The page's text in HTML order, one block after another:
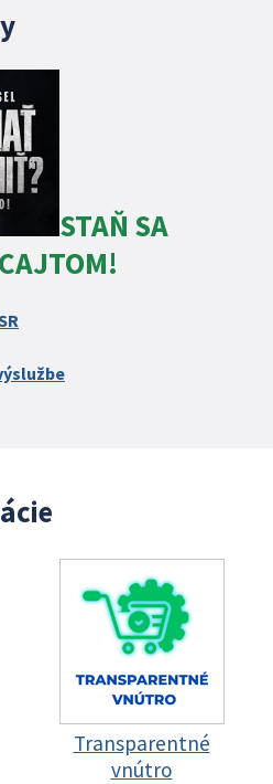
STAŇ SA
Transparentné
vnútro